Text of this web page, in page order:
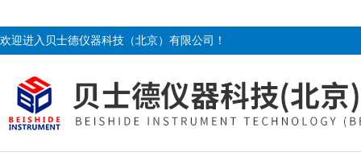
欢迎进入贝士德仪器科技（北京）有限公司！